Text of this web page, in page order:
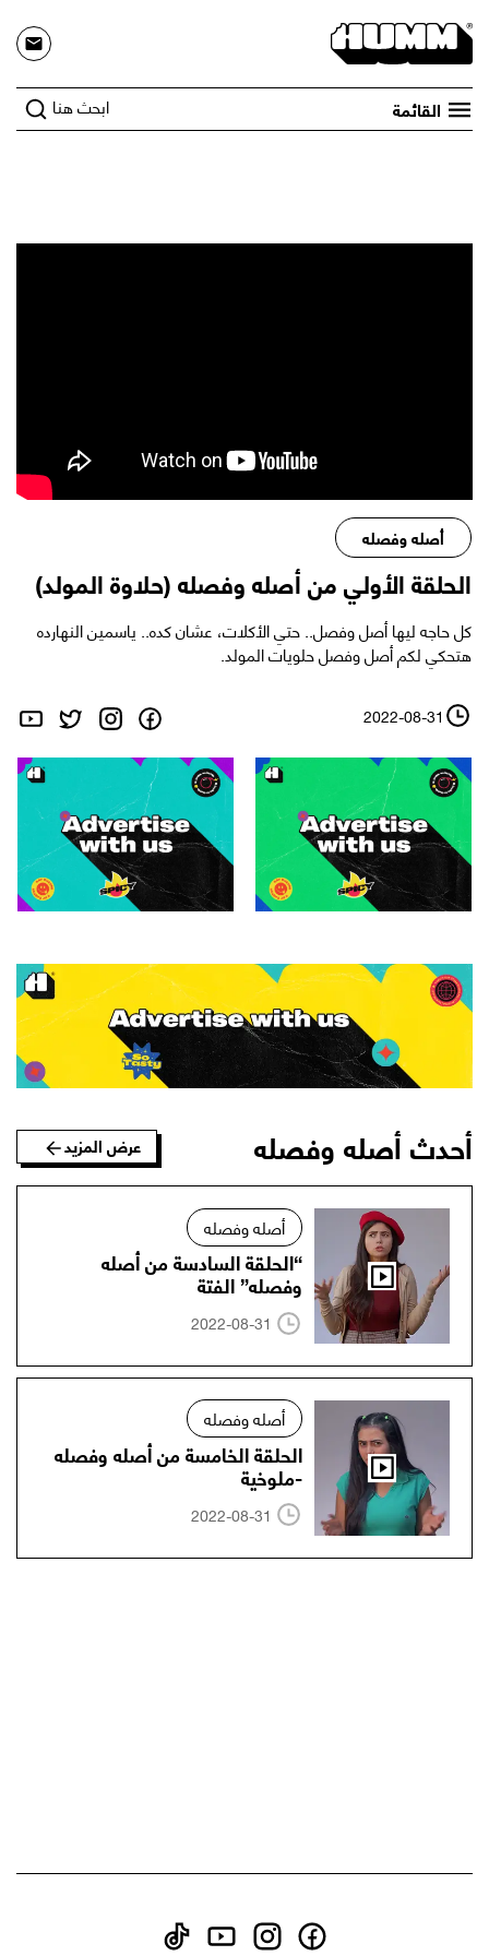
القائمة ابحث هنا
أصله وفصله
الحلقة الأولي من أصله وفصله (حلاوة المولد)
كل حاجه ليها أصل وفصل.. حتي الأكلات، عشان كده.. ياسمين النهارده
هتحكي لكم أصل وفصل حلويات المولد.
2022-08-31
أحدث أصله وفصله عرض المزيد
أصله وفصله
“الحلقة السادسة من أصله
وفصله” الفتة
2022-08-31
أصله وفصله
الحلقة الخامسة من أصله وفصله
-ملوخية
2022-08-31